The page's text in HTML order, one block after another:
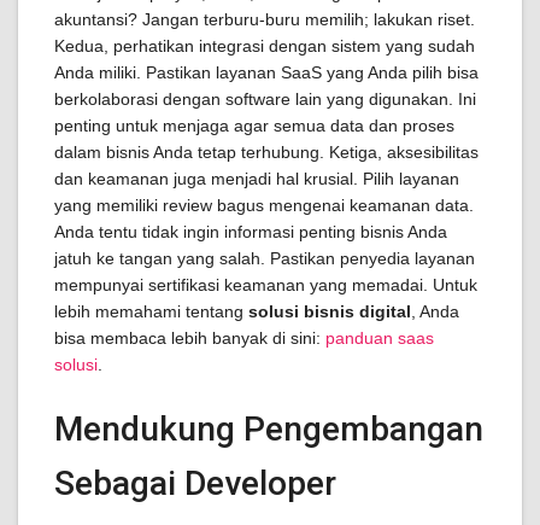
akuntansi? Jangan terburu-buru memilih; lakukan riset.
Kedua, perhatikan integrasi dengan sistem yang sudah
Anda miliki. Pastikan layanan SaaS yang Anda pilih bisa
berkolaborasi dengan software lain yang digunakan. Ini
penting untuk menjaga agar semua data dan proses
dalam bisnis Anda tetap terhubung. Ketiga, aksesibilitas
dan keamanan juga menjadi hal krusial. Pilih layanan
yang memiliki review bagus mengenai keamanan data.
Anda tentu tidak ingin informasi penting bisnis Anda
jatuh ke tangan yang salah. Pastikan penyedia layanan
mempunyai sertifikasi keamanan yang memadai. Untuk
lebih memahami tentang solusi bisnis digital , Anda
bisa membaca lebih banyak di sini: panduan saas
solusi
Mendukung Pengembangan
Sebagai Developer